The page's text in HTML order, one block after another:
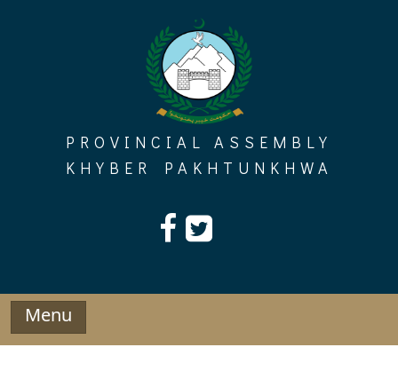
PROVINCIAL ASSEMBLY
KHYBER PAKHTUNKHWA
Menu